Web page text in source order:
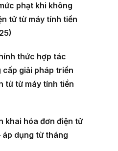
phạt khi không
tử từ máy tính tiền
thức hợp tác
cấp giải pháp triển
tử từ máy tính tiền
khai hóa đơn điện tử
áp dụng từ tháng